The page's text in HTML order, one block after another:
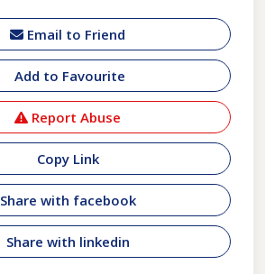
Email to Friend
Add to Favourite
Report Abuse
Copy Link
Share with facebook
Share with linkedin